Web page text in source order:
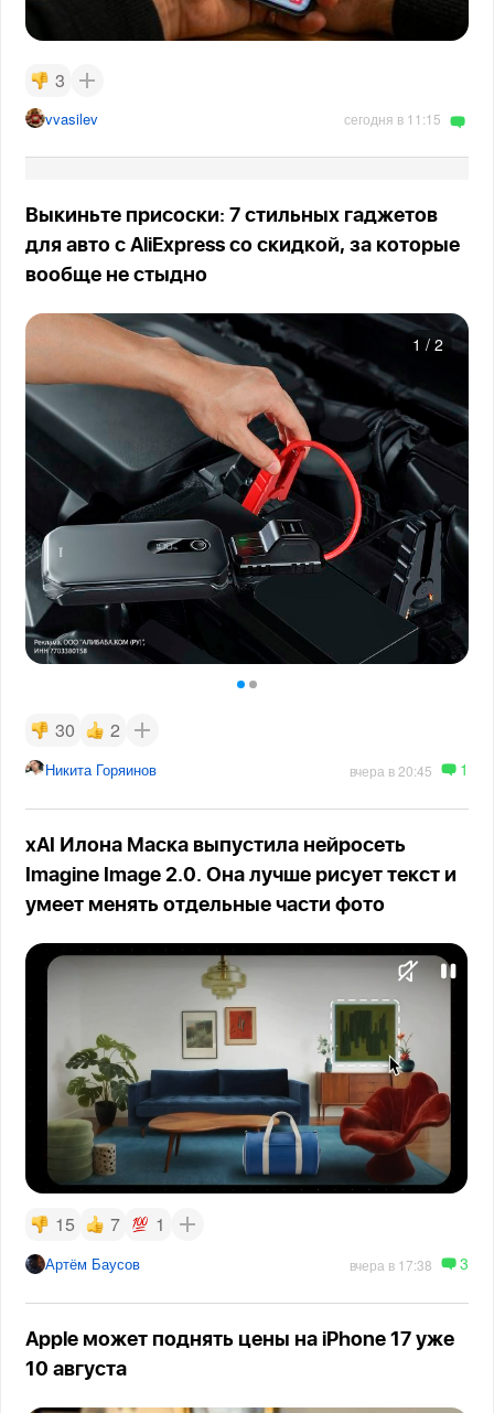
3
vvasilev сегодня в 11:15
Выкиньте присоски: 7 стильных гаджетов
для авто с AliExpress со скидкой, за которые
вообще не стыдно
1 / 2
30 2
Никита Горяинов вчера в 20:45 1
xAI Илона Маска выпустила нейросеть
Imagine Image 2.0. Она лучше рисует текст и
умеет менять отдельные части фото
15 7 1
Артём Баусов вчера в 17:38 3
Apple может поднять цены на iPhone 17 уже
10 августа